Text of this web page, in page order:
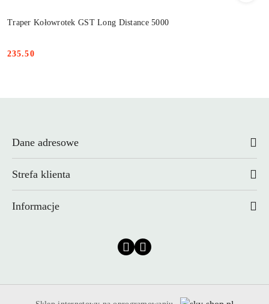
Traper Kołowrotek GST Long Distance 5000
Cena:
235.50
Dane adresowe
Strefa klienta
Informacje